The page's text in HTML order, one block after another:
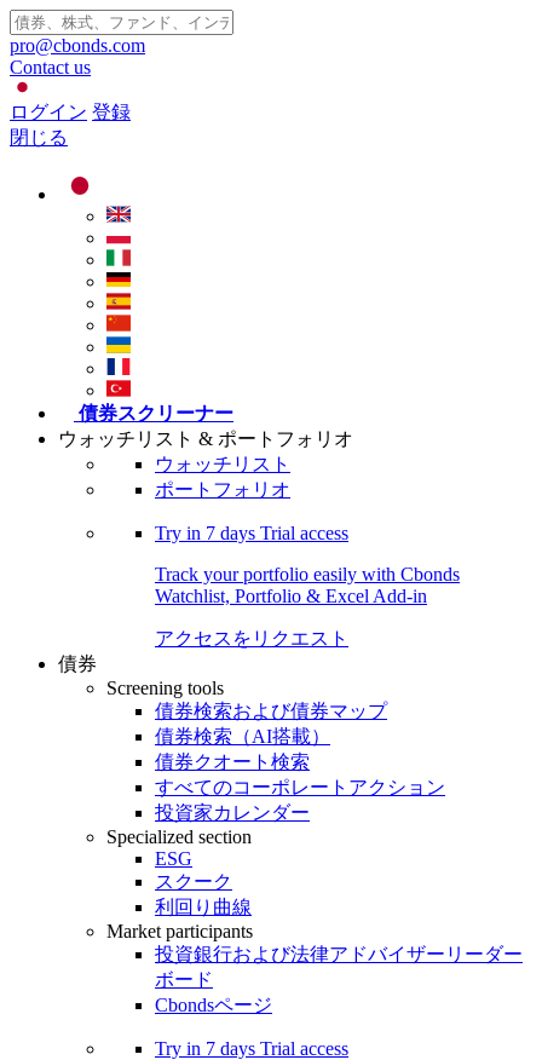
pro@cbonds.com
Contact us
ログイン 登録
閉じる
債券スクリーナー
ウォッチリスト & ポートフォリオ
ウォッチリスト
ポートフォリオ
Try in 7 days Trial access
Track your portfolio easily with Cbonds
Watchlist, Portfolio & Excel Add-in
アクセスをリクエスト
債券
Screening tools
債券検索および債券マップ
債券検索（AI搭載）
債券クオート検索
すべてのコーポレートアクション
投資家カレンダー
Specialized section
ESG
スクーク
利回り曲線
Market participants
投資銀行および法律アドバイザーリーダー
ボード
Cbondsページ
Try in 7 days Trial access